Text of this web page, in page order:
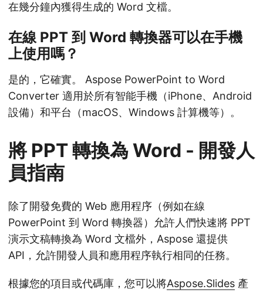
在幾分鐘內獲得生成的 Word 文檔。
在線 PPT 到 Word 轉換器可以在手機
上使用嗎？
是的，它確實。 Aspose PowerPoint to Word
Converter 適用於所有智能手機（iPhone、Android
設備）和平台（macOS、Windows 計算機等）。
將 PPT 轉換為 Word - 開發人
員指南
除了開發免費的 Web 應用程序（例如在線
PowerPoint 到 Word 轉換器）允許人們快速將 PPT
演示文稿轉換為 Word 文檔外，Aspose 還提供
API，允許開發人員和應用程序執行相同的任務。
根據您的項目或代碼庫，您可以將Aspose.Slides 產